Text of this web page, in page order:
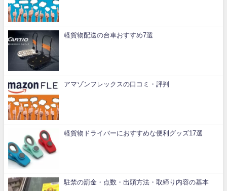
軽貨物配送の台車おすすめ7選
アマゾンフレックスの口コミ・評判
軽貨物ドライバーにおすすめな便利グッズ17選
駐禁の罰金・点数・出頭方法・取締り内容の基本